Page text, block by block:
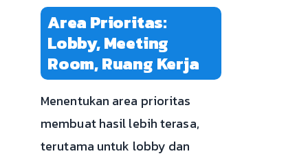
Area Prioritas:
Lobby, Meeting
Room, Ruang Kerja
Menentukan area prioritas
membuat hasil lebih terasa,
terutama untuk lobby dan